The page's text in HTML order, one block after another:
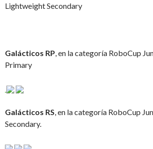
Lightweight Secondary
Galácticos RP, en la categoría RoboCup
Primary
Galácticos RS, en la categoría RoboCup
Secondary.